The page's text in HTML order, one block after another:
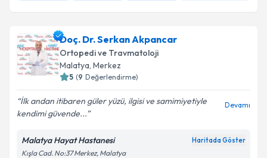
Doç. Dr. Serkan Akpancar
Ortopedi ve Travmatoloji
Malatya, Merkez
5 (9 Değerlendirme)
İlk andan itibaren güler yüzü, ilgisi ve samimiyetiyle
kendimi güvende...
Devamı
Malatya Hayat Hastanesi Haritada Göster
Kışla Cad. No:37 Merkez, Malatya